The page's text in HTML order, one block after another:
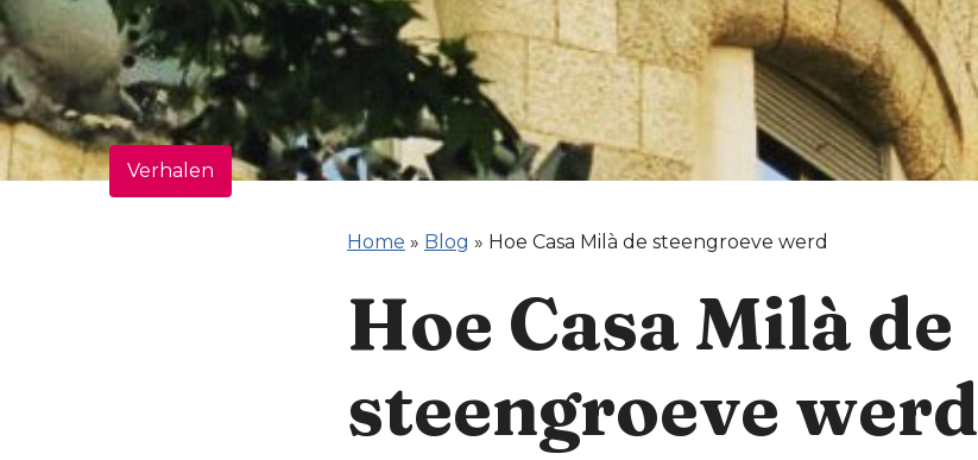
Verhalen
Home » Blog » Hoe Casa Milà de steengroeve werd
Hoe Casa Milà de
steengroeve werd